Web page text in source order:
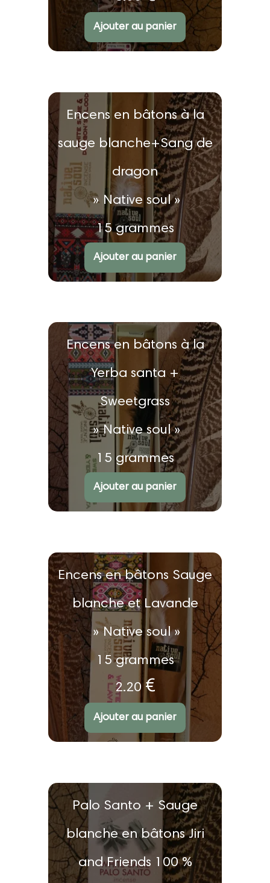
4.67sur
5
Ajouter au panier
Encens en bâtons à la
sauge blanche+Sang de
dragon
» Native soul »
15 grammes
Note5.00
2.20 €
Ajouter au panier
Encens en bâtons à la
Yerba santa +
Sweetgrass
» Native soul »
15 grammes
Note
2.20 €
Ajouter au panier
Encens en bâtons Sauge
blanche et Lavande
» Native soul »
15 grammes
N
ot
e
0
5
2.20 €
Ajouter au panier
Palo Santo + Sauge
blanche en bâtons Jiri
and Friends 100 %